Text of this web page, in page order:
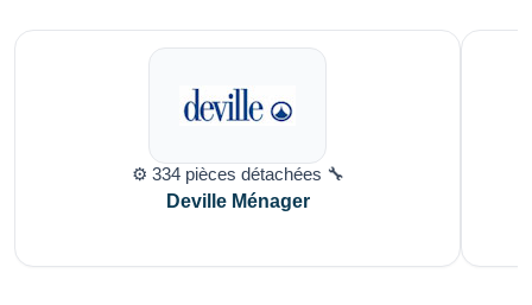
⚙️ 334 pièces détachées 🔧
Deville Ménager